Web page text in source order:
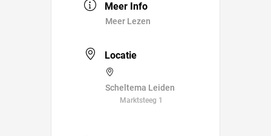
Meer Info
Meer Lezen
Locatie
Scheltema Leiden
Marktsteeg 1